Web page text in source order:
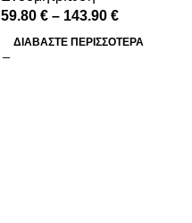
59.80 € – 143.90 €
ΔΙΑΒΆΣΤΕ ΠΕΡΙΣΣΌΤΕΡΑ